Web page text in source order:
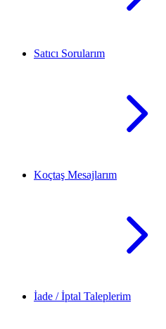
Satıcı Sorularım
Koçtaş Mesajlarım
İade / İptal Taleplerim